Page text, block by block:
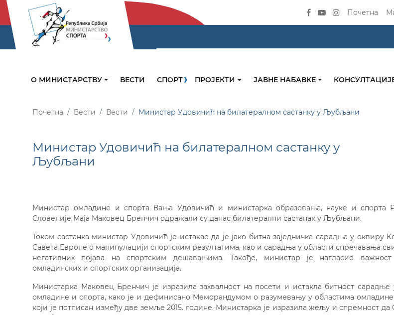
Почетна
О МИНИСТАРСТВУ ВЕСТИ СПОРТ ПРОЈЕКТИ ЈАВНЕ НАБАВКЕ
Почетна Вести Вести Министар Удовичић на билатералном састанку у Љубљани
Министар Удовичић на билатералном састанку у
Љубљани
Министар омладине и спорта Вања Удовичић и министарка образовања, науке и спорта
Словеније Маја Маковец Бренчич одражали су данас билатерални састанак у Љубљани.
Током састанка министар Удовичић је истакао да је јако битна заједничка сарадња у оквиру
Савета Европе о манипулацији спортским резултатима, као и сарадња у области спречавања
негативних појава на спортским дешавањима. Такође, министар је нагласио
омладинских и спортских организација.
Министарка Маковец Бренчич је изразила захвалност на посети и истакла битност сарадње
омладине и спорта, како је и дефинисано Меморандумом о разумевању у областима омладине
који је потписан између две земље 2015. године. Министарка је изразила жељу и спремност да